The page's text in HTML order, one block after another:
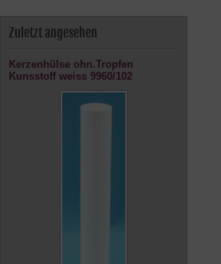
Zuletzt angesehen
Kerzenhülse ohn.Tropfen
Kunsstoff weiss 9960/102